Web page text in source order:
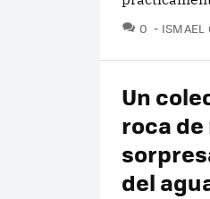
0
ISMAEL
Un
roca de
del